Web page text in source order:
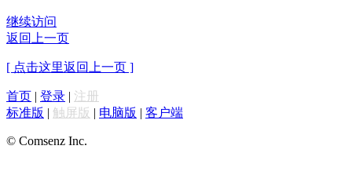
继续访问
返回上一页
[ 点击这里返回上一页 ]
首页 | 登录 | 注册
标准版 | 触屏版 | 电脑版 | 客户端
© Comsenz Inc.